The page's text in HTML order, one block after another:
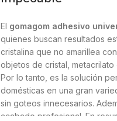
El gomagom adhesivo
quienes buscan resultados
cristalina que no amarillea
objetos de cristal,
Por lo tanto, es la solución
domésticas en una gran
sin goteos innecesarios.
acabado profesional. En